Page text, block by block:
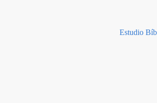
Estudio